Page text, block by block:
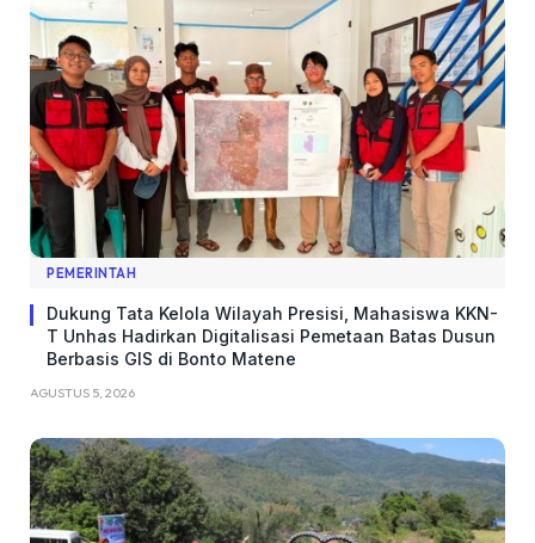
PEMERINTAH
Dukung Tata Kelola Wilayah Presisi, Mahasiswa KKN-
T Unhas Hadirkan Digitalisasi Pemetaan Batas Dusun
Berbasis GIS di Bonto Matene
AGUSTUS 5, 2026